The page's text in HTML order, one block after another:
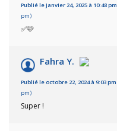
Basé sur 23 avis
Publié le janvier 24, 2025 à 10:48 pm
pm)
✅🩷
Fahra Y.
Publié le octobre 22, 2024 à 9:03 pm
pm)
Super !